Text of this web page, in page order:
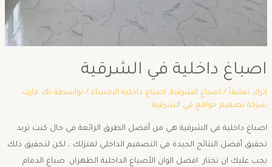
اصباغ داخلية في الشرقية
اترك تعليقاً / اصباغ الشرقية, اصباغ داخلية الاحساء/ بواسطة تك مارت
شركة تصميم مواقع في الشرقية
اصباغ داخلية في الشرقية هي من أفضل الطرق الرائعة في حال كنت تريد
تحقيق أفضل النتائج الجيدة في التصميم الداخلي لمنزلك ، لكن لتحقيق ذلك
يجب عليك ان تختار افضل الوان الأصباغ الداخلية الظهران. صباغ الدمام